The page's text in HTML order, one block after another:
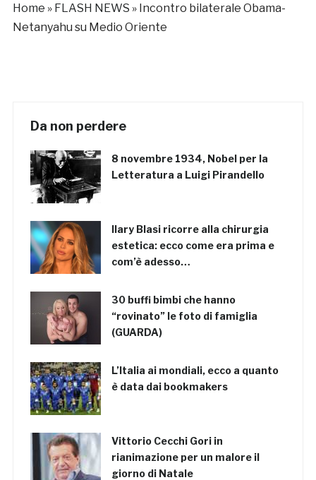
Home » FLASH NEWS » Incontro bilaterale Obama-
Netanyahu su Medio Oriente
Da non perdere
8 novembre 1934, Nobel per la
Letteratura a Luigi Pirandello
Ilary Blasi ricorre alla chirurgia
estetica: ecco come era prima e
com’è adesso…
30 buffi bimbi che hanno
“rovinato” le foto di famiglia
(GUARDA)
L’Italia ai mondiali, ecco a quanto
è data dai bookmakers
Vittorio Cecchi Gori in
rianimazione per un malore il
giorno di Natale